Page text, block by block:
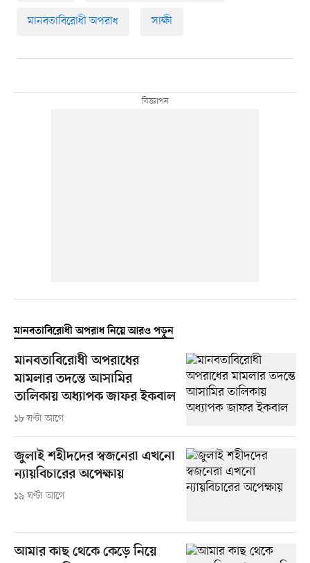
মানবতাবিরোধী অপরাধ সাক্ষী
মানবতাবিরোধী অপরাধ নিয়ে আরও পড়ুন
মানবতাবিরোধী অপরাধের
মামলার তদন্তে আসামির
তালিকায় অধ্যাপক জাফর ইকবাল
১৮ ঘণ্টা আগে
জুলাই শহীদদের স্বজনেরা এখনো
ন্যায়বিচারের অপেক্ষায়
১৯ ঘণ্টা আগে
আমার কাছ থেকে কেড়ে নিয়ে